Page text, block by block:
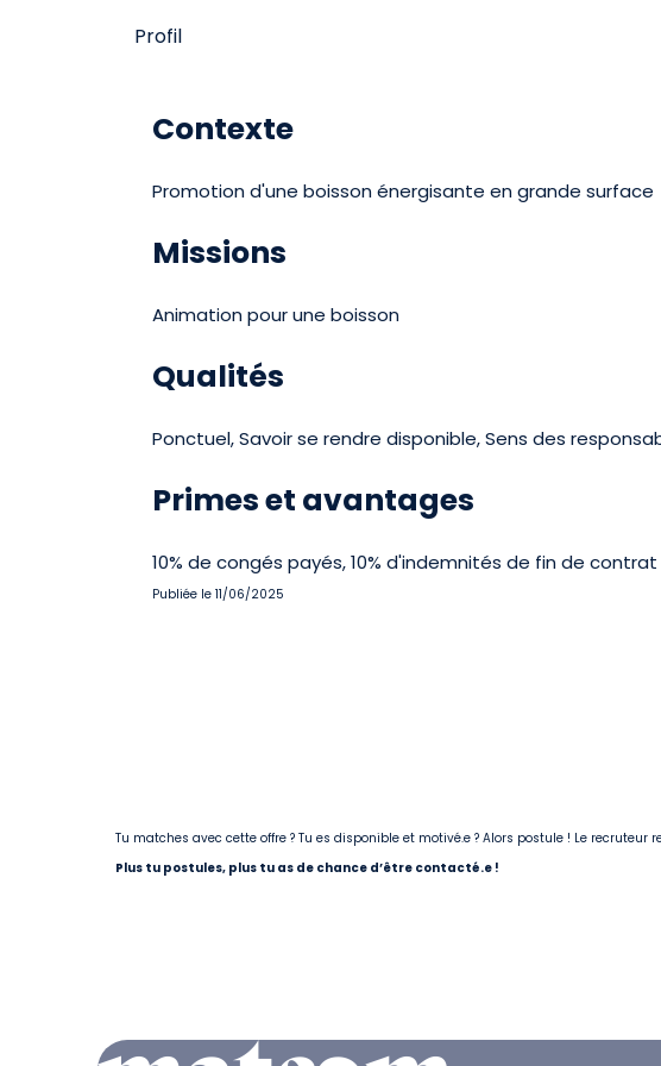
Profil
Contexte
Promotion d'une boisson énergisante en grande surface
Missions
Animation pour une boisson
Qualités
Ponctuel, Savoir se rendre disponible, Sens des
Primes et avantages
10% de congés payés, 10% d'indemnités de fin de contrat
Publiée le 11/06/2025
Tu matches avec cette offre ? Tu es disponible et motivé.e ? Alors postule ! Le
Plus tu postules, plus tu as de chance d’être contacté.e !